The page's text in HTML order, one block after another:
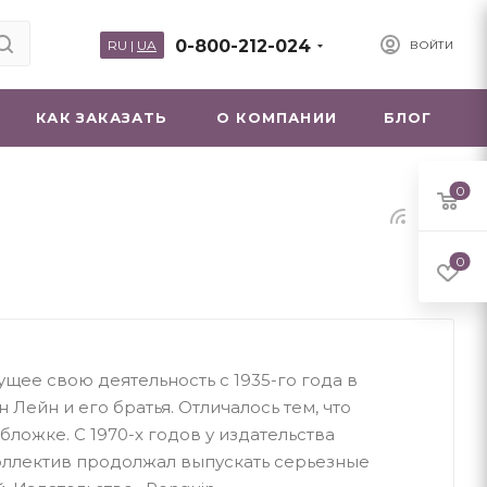
ВОЙТИ
0-800-212-024
RU | UA
КАК ЗАКАЗАТЬ О КОМПАНИИ БЛОГ
свою деятельность с 1935-го года в
и его братья. Отличалось тем, что
С 1970-х годов у издательства
продолжал выпускать серьезные
0
0